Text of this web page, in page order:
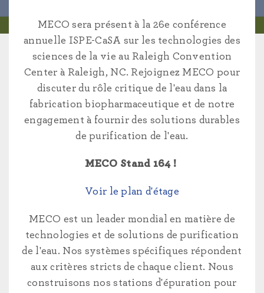
MECO sera présent à la 26e conférence
annuelle ISPE-CaSA sur les technologies des
sciences de la vie au Raleigh Convention
Center à Raleigh, NC. Rejoignez MECO pour
discuter du rôle critique de l'eau dans la
fabrication biopharmaceutique et de notre
engagement à fournir des solutions durables
de purification de l'eau.
MECO Stand 164 !
Voir le plan d'étage
MECO est un leader mondial en matière de
technologies et de solutions de purification
de l'eau. Nos systèmes spécifiques répondent
aux critères stricts de chaque client. Nous
construisons nos stations d'épuration pour